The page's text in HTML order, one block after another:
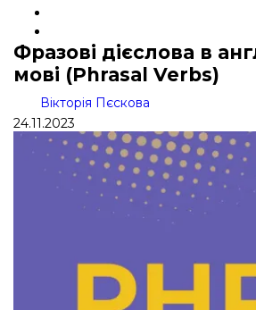
Фразові дієслова в
мові (Phrasal Verbs)
Вікторія Пєскова
24.11.2023